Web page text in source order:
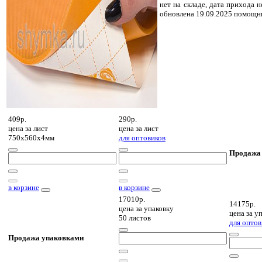
нет на складе, дата прихода
обновлена 19.09.2025
409р.
цена за лист
750х560х4мм
в корзине
290р.
цена за лист
для оптовиков
в корзине
Продажа
Продажа упаковками
17010р.
цена за упаковку
50 листов
14175р.
цена за
для